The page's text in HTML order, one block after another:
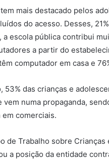
mais destacado pelos
do acesso. Desses,
a escola pública contribui
a partir do
computador em casa e
53% das crianças e
vem numa propaganda,
comerciais.
de Trabalho sobre
a posição da entidade